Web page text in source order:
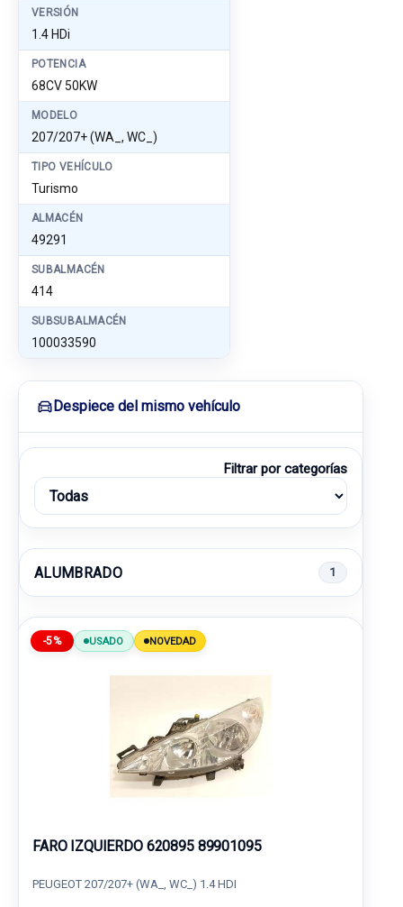
VERSIÓN
1.4 HDi
POTENCIA
68CV 50KW
MODELO
207/207+ (WA_, WC_)
TIPO VEHÍCULO
Turismo
ALMACÉN
49291
SUBALMACÉN
414
SUBSUBALMACÉN
100033590
Despiece del mismo vehículo
Filtrar por categorías
ALUMBRADO 1
-5% USADO NOVEDAD
FARO IZQUIERDO 620895 89901095
PEUGEOT 207/207+ (WA_, WC_) 1.4 HDI